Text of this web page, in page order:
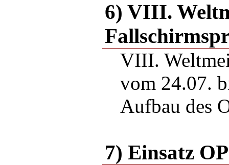
6) VIII.
VIII.
vom 24.07.
Aufbau des
7) Einsatz